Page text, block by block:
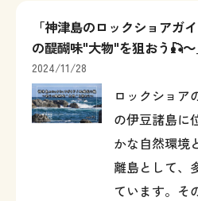
「神津島のロックショアガ
の醍醐味"大物"を狙おう🎣～
2024/11/28
ロックショア
の伊豆諸島に
かな自然環境
離島として、
ています。そ